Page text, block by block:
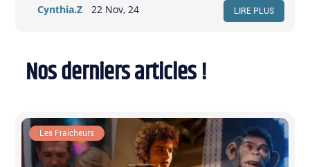
Cynthia.Z 22 Nov, 24 LIRE PLUS
Nos derniers articles !
À la une
Les Fraicheurs